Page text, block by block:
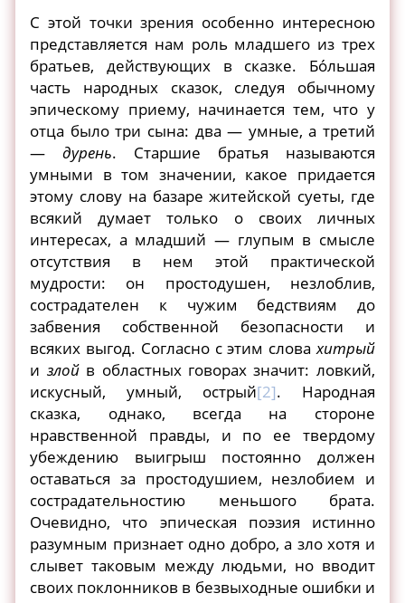
С этой точки зрения особенно интересною
представляется нам роль младшего из трех
братьев, действующих в сказке. Бо́льшая
часть народных сказок, следуя обычному
эпическому приему, начинается тем, что у
отца было три сына: два — умные, а третий
—дурень. Старшие братья называются
умными в том значении, какое придается
этому слову на базаре житейской суеты, где
всякий думает только о своих личных
интересах, а младший — глупым в смысле
отсутствия в нем этой практической
мудрости: он простодушен, незлоблив,
сострадателен к чужим бедствиям до
забвения собственной безопасности и
всяких выгод. Согласно с этим словахитрый
и злойв областных говорах значит: ловкий,
искусный, умный, острый[2]. Народная
сказка, однако, всегда на стороне
нравственной правды, и по ее твердому
убеждению выигрыш постоянно должен
оставаться за простодушием, незлобием и
сострадательностию меньшого брата.
Очевидно, что эпическая поэзия истинно
разумным признает одно добро, а зло хотя и
слывет таковым между людьми, но вводит
своих поклонников в безвыходные ошибки и